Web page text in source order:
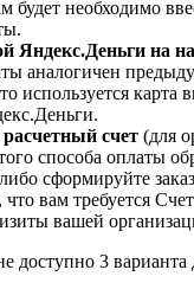
будет необходимо
Яндекс.Деньги на
аналогичен
используется карта
расчетный счет (для
способа оплаты
сформируйте
вам требуется
вашей
доступно 3 варианта